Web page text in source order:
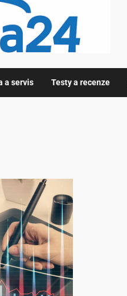
a servis Testy a recenze